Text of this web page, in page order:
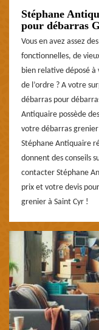
Stéphane
pour débarras
Vous en avez assez
fonctionnelles, de
bien relative déposé
de l’ordre ? A votre
débarras pour
Antiquaire possède
votre débarras grenier
Stéphane Antiquaire
donnent des conseils
contacter Stéphane
prix et votre devis
grenier à Saint Cyr !